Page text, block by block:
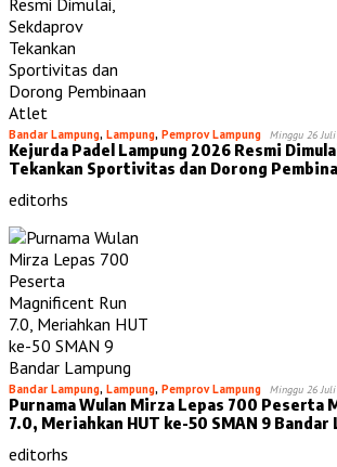
Bandar Lampung, Lampung, Pemprov Lampung Minggu 26
Kejurda Padel Lampung 2026 Resmi
Tekankan Sportivitas dan Dorong
editorhs
Bandar Lampung, Lampung, Pemprov Lampung Minggu 26
Purnama Wulan Mirza Lepas 700 Peserta
7.0, Meriahkan HUT ke-50 SMAN 9 Bandar
editorhs